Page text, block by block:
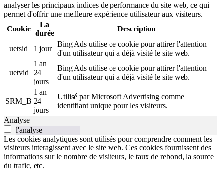
analyser les principaux indices de performance du site web, ce qui
permet d'offrir une meilleure expérience utilisateur aux visiteurs.
Cookie
La
durée
Description
_uetsid 1 jour
Bing Ads utilise ce cookie pour attirer l'attention
d'un utilisateur qui a déjà visité le site web.
_uetvid
1 an
24
jours
Bing Ads utilise ce cookie pour attirer l'attention
d'un utilisateur qui a déjà visité le site web.
SRM_B
1 an
24
jours
Utilisé par Microsoft Advertising comme
identifiant unique pour les visiteurs.
Analyse
l'analyse
Les cookies analytiques sont utilisés pour comprendre comment les
visiteurs interagissent avec le site web. Ces cookies fournissent des
informations sur le nombre de visiteurs, le taux de rebond, la source
du trafic, etc.